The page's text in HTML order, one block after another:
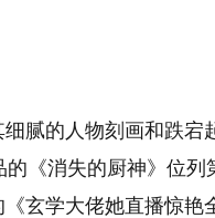
腻的人物刻画和跌
《消失的厨神》位
玄学大佬她直播惊